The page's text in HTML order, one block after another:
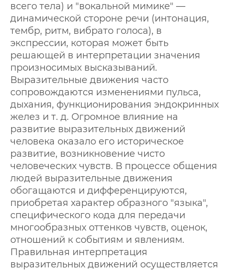
всего тела) и "вокальной мимике" —
динамической стороне речи (интонация,
тембр, ритм, вибрато голоса), в
экспрессии, которая может быть
решающей в интерпретации значения
произносимых высказываний.
Выразительные движения часто
сопровождаются изменениями пульса,
дыхания, функционирования эндокринных
желез и т. д. Огромное влияние на
развитие выразительных движений
человека оказало его историческое
развитие, возникновение чисто
человеческих чувств. В процессе общения
людей выразительные движения
обогащаются и дифференцируются,
приобретая характер образного "языка",
специфического кода для передачи
многообразных оттенков чувств, оценок,
отношений к событиям и явлениям.
Правильная интерпретация
выразительных движений осуществляется